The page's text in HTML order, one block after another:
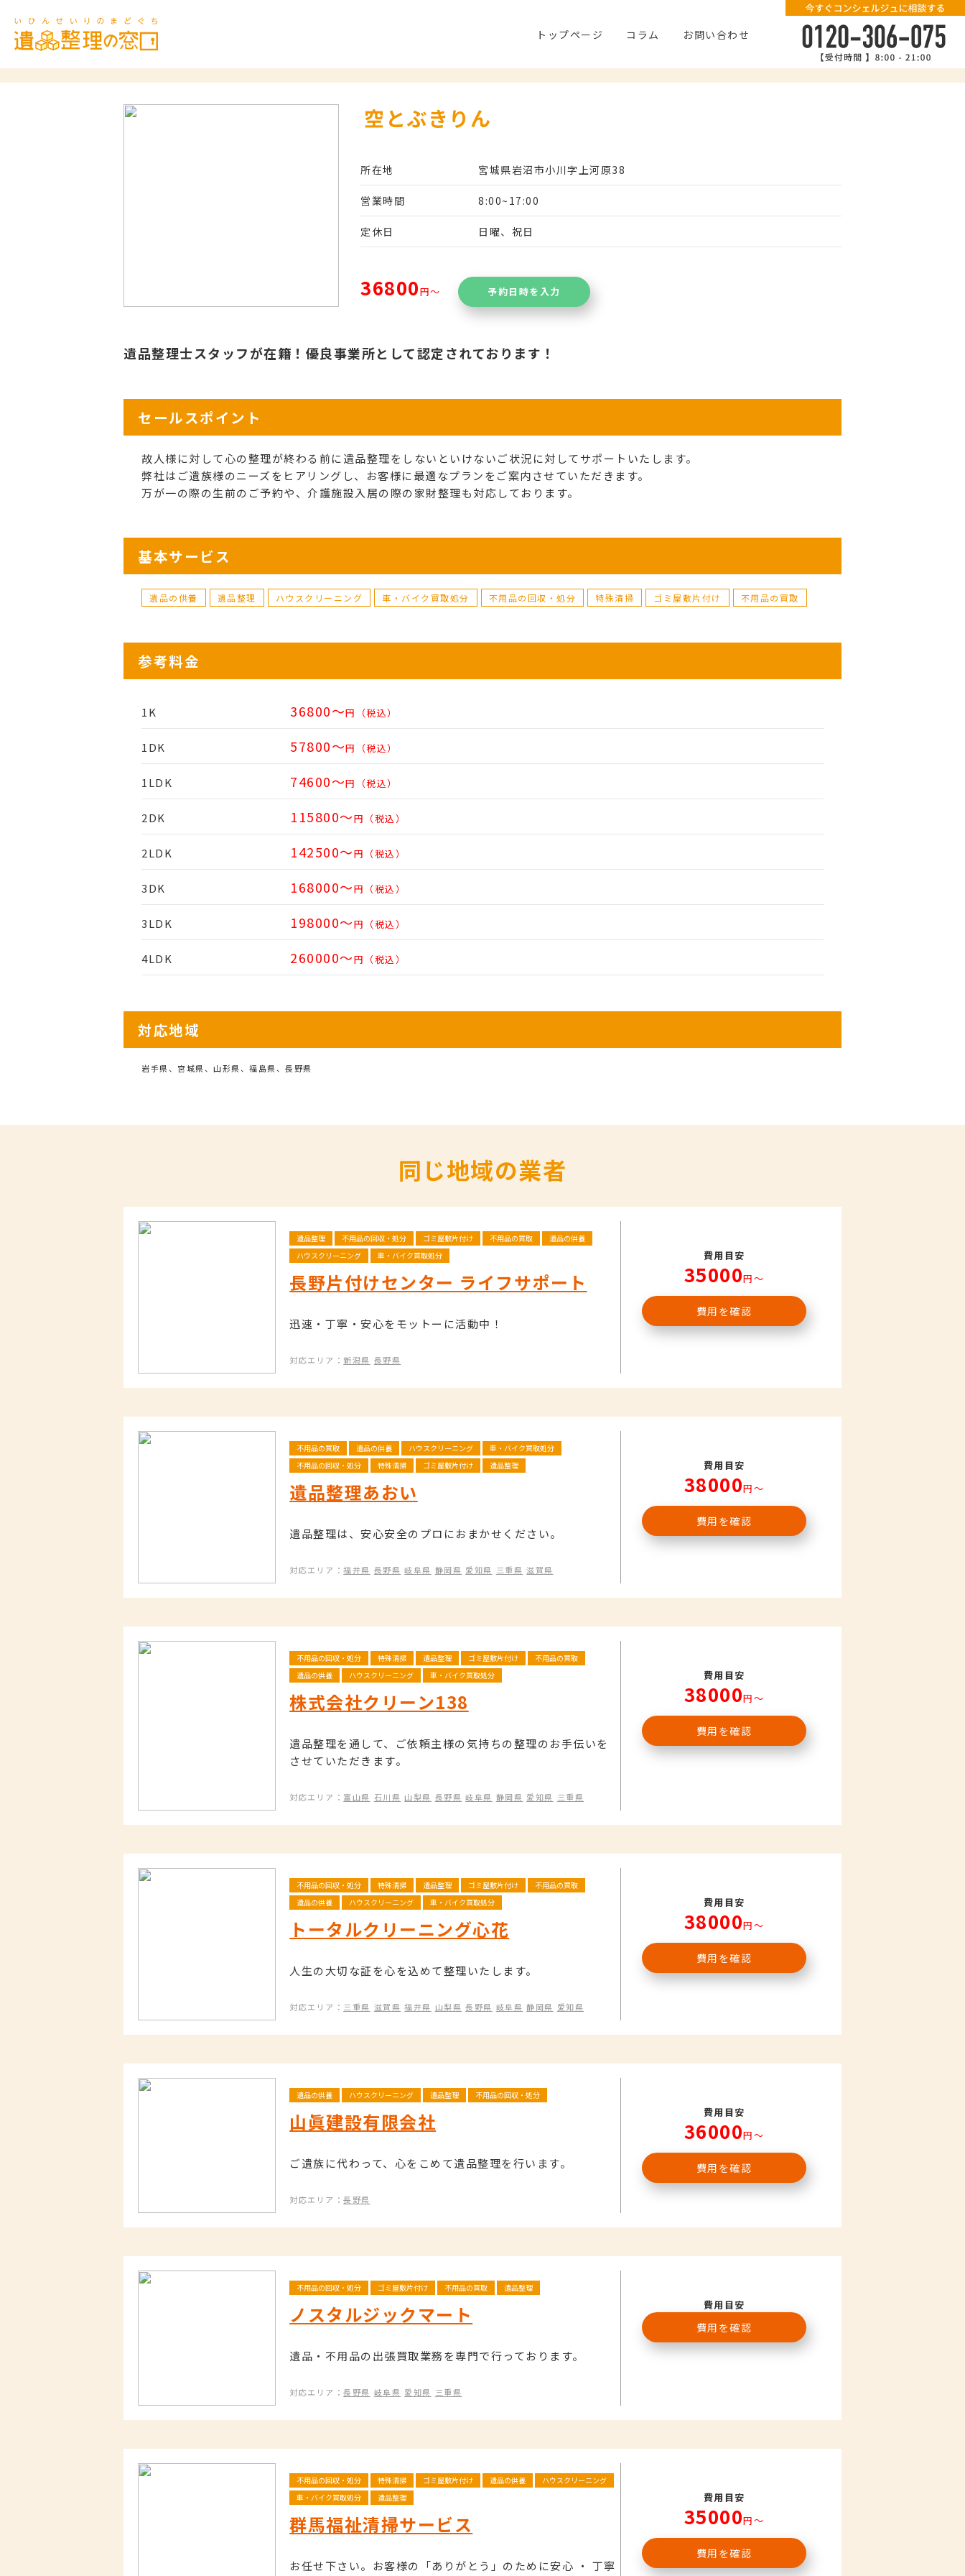
トップページ コラム お問い合わせ
空とぶきりん
所在地 宮城県岩沼市小川字上河原38
営業時間 8:00~17:00
定休日 日曜、祝日
36800円〜 予約日時を入力
遺品整理士スタッフが在籍！優良事業所として認定されております！
セールスポイント
故人様に対して心の整理が終わる前に遺品整理をしないといけないご状況に対してサポートいたします。
弊社はご遺族様のニーズをヒアリングし、お客様に最適なプランをご案内させていただきます。
万が一の際の生前のご予約や、介護施設入居の際の家財整理も対応しております。
基本サービス
遺品の供養 遺品整理 ハウスクリーニング 車・バイク買取処分 不用品の回収・処分 特殊清掃 ゴミ屋敷片付け 不用品の買取
参考料金
1K 36800～円（税込）
1DK 57800～円（税込）
1LDK 74600～円（税込）
2DK 115800～円（税込）
2LDK 142500～円（税込）
3DK 168000～円（税込）
3LDK 198000～円（税込）
4LDK 260000～円（税込）
対応地域
岩手県、宮城県、山形県、福島県、長野県
同じ地域の業者
遺品整理 不用品の回収・処分 ゴミ屋敷片付け 不用品の買取
遺品の供養
ハウスクリーニング
車・バイク買取処分
長野片付けセンター ライフサポート
迅速・丁寧・安心をモットーに活動中！
対応エリア： 新潟県 長野県
費用目安
35000円〜
費用を確認
不用品の買取 遺品の供養 ハウスクリーニング
車・バイク買取処分
不用品の回収・処分
特殊清掃 ゴミ屋敷片付け 遺品整理
遺品整理あおい
遺品整理は、安心安全のプロにおまかせください。
対応エリア：福井県 長野県 岐阜県 静岡県 愛知県 三重県 滋賀県
費用目安
38000円〜
費用を確認
不用品の回収・処分 特殊清掃 遺品整理 ゴミ屋敷片付け
不用品の買取
遺品の供養
ハウスクリーニング 車・バイク買取処分
株式会社クリーン138
遺品整理を通して、ご依頼主様の気持ちの整理のお手伝いを
させていただきます。
対応エリア： 富山県 石川県 山梨県 長野県 岐阜県 静岡県 愛知県 三重県
費用目安
38000円〜
費用を確認
不用品の回収・処分 特殊清掃 遺品整理 ゴミ屋敷片付け
不用品の買取
遺品の供養
ハウスクリーニング 車・バイク買取処分
トータルクリーニング心花
人生の大切な証を心を込めて整理いたします。
対応エリア： 三重県 滋賀県 福井県 山梨県 長野県 岐阜県 静岡県 愛知県
費用目安
38000円〜
費用を確認
遺品の供養 ハウスクリーニング 遺品整理 不用品の回収・処分
山眞建設有限会社
ご遺族に代わって、心をこめて遺品整理を行います。
対応エリア：長野県
費用目安
36000円〜
費用を確認
不用品の回収・処分 ゴミ屋敷片付け 不用品の買取 遺品整理
ノスタルジックマート
遺品・不用品の出張買取業務を専門で行っております。
対応エリア：長野県 岐阜県 愛知県 三重県
費用目安
費用を確認
不用品の回収・処分 特殊清掃 ゴミ屋敷片付け 遺品の供養
ハウスクリーニング
車・バイク買取処分
遺品整理
群馬福祉清掃サービス
お任せ下さい。お客様の「ありがとう」のために安心 ・ 丁寧
費用目安
35000円〜
費用を確認